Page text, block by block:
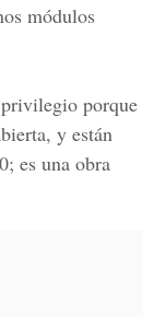
módulos
privilegio porque
y están
es una obra